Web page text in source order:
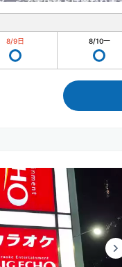
8/9日 8/10一